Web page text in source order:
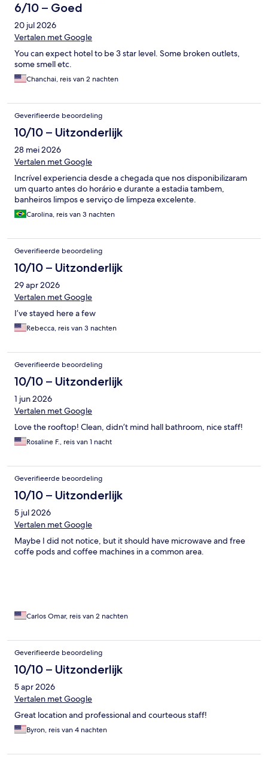
6/10 – Goed
20 jul 2026
Vertalen met Google
You can expect hotel to be 3 star level. Some broken outlets,
some smell etc.
Chanchai, reis van 2 nachten
Geverifieerde beoordeling
10/10 – Uitzonderlijk
28 mei 2026
Vertalen met Google
Incrível experiencia desde a chegada que nos disponibilizaram
um quarto antes do horário e durante a estadia tambem,
banheiros limpos e serviço de limpeza excelente.
Carolina, reis van 3 nachten
Geverifieerde beoordeling
10/10 – Uitzonderlijk
29 apr 2026
Vertalen met Google
I’ve stayed here a few
Rebecca, reis van 3 nachten
Geverifieerde beoordeling
10/10 – Uitzonderlijk
1 jun 2026
Vertalen met Google
Love the rooftop! Clean, didn’t mind hall bathroom, nice staff!
Rosaline F., reis van 1 nacht
Geverifieerde beoordeling
10/10 – Uitzonderlijk
5 jul 2026
Vertalen met Google
Maybe I did not notice, but it should have microwave and free
coffe pods and coffee machines in a common area.
Carlos Omar, reis van 2 nachten
Geverifieerde beoordeling
10/10 – Uitzonderlijk
5 apr 2026
Vertalen met Google
Great location and professional and courteous staff!
Byron, reis van 4 nachten